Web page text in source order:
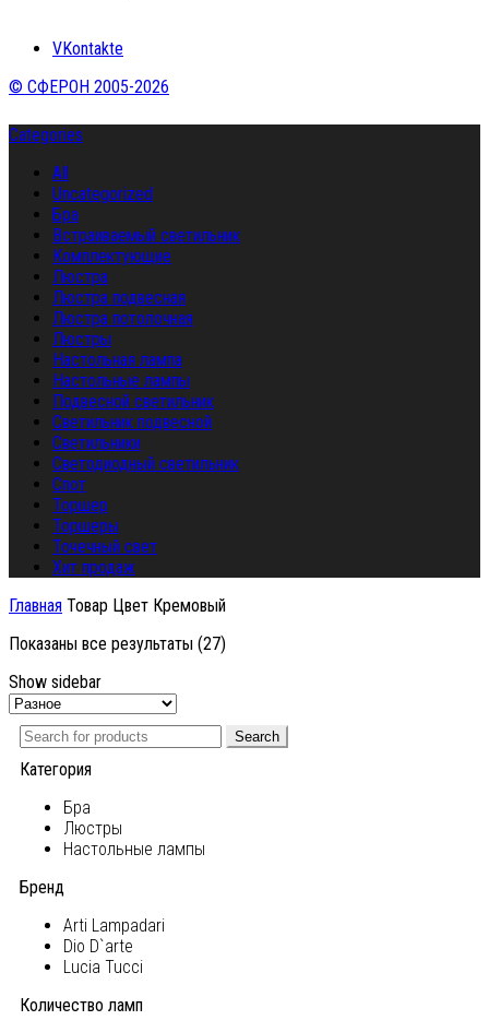
VKontakte
© СФЕРОН 2005-2026
Categories
All
Uncategorized
Бра
Встраиваемый светильник
Комплектующие
Люстра
Люстра подвесная
Люстра потолочная
Люстры
Настольная лампа
Настольные лампы
Подвесной светильник
Светильник подвесной
Светильники
Светодиодный светильник
Спот
Торшер
Торшеры
Точечный свет
Хит продаж
Главная Товар Цвет Кремовый
Показаны все результаты (27)
Show sidebar
Search
Категория
Бра
Люстры
Настольные лампы
Бренд
Arti Lampadari
Dio D`arte
Lucia Tucci
Количество ламп